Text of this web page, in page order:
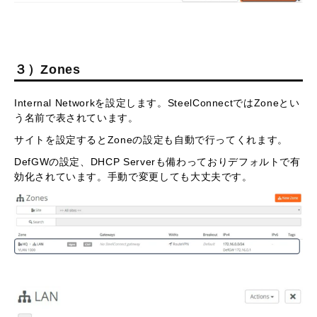
３）Zones
Internal Networkを設定します。SteelConnectではZoneとい
う名前で表されています。
サイトを設定するとZoneの設定も自動で行ってくれます。
DefGWの設定、DHCP Serverも備わっておりデフォルトで有
効化されています。手動で変更しても大丈夫です。